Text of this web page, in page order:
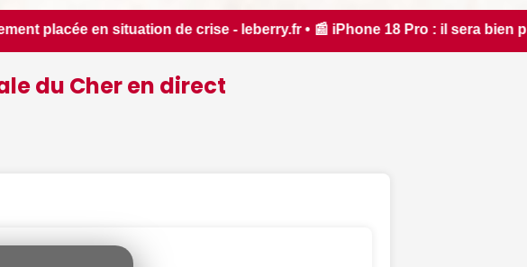
Pro : il sera bien plus cher que prévu - iPhon.fr • 📰 L'iPhone 18
du Cher en direct